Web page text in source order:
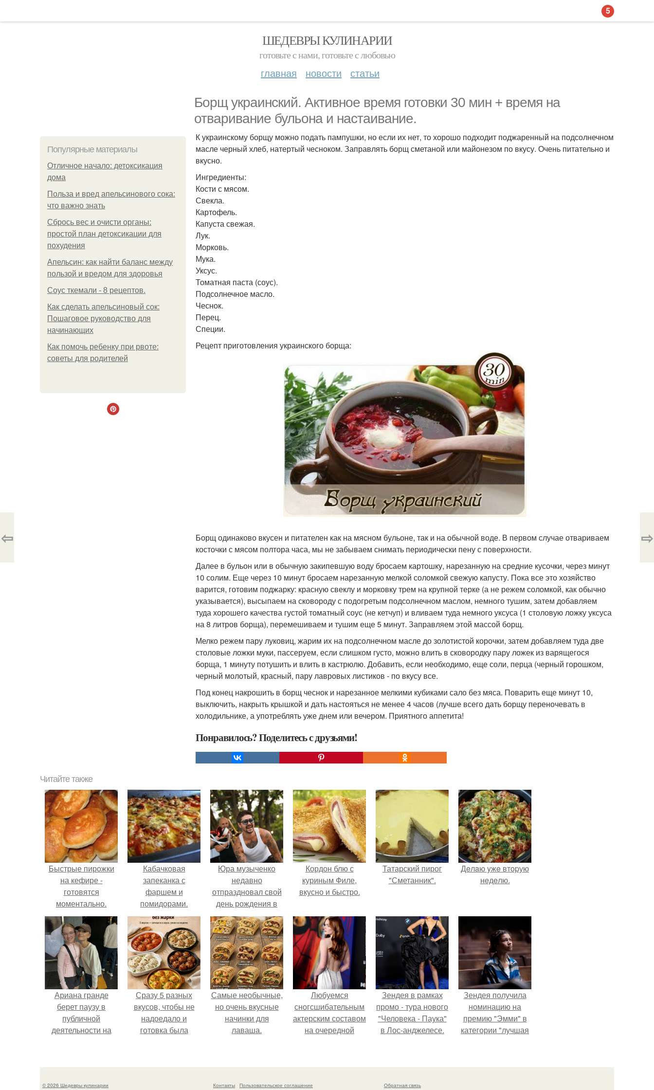
ШЕДЕВРЫ КУЛИНАРИИ
готовьте с нами, готовьте с любовью
главная новости статьи
Борщ украинский. Активное время готовки 30 мин + время на
отваривание бульона и настаивание.
Популярные материалы
Отличное начало: детоксикация
дома
Польза и вред апельсинового сока:
что важно знать
Сбрось вес и очисти органы:
простой план детоксикации для
похудения
Апельсин: как найти баланс между
пользой и вредом для здоровья
Соус ткемали - 8 рецептов.
Как сделать апельсиновый сок:
Пошаговое руководство для
начинающих
Как помочь ребенку при рвоте:
советы для родителей
К украинскому борщу можно подать пампушки, но если их нет, то хорошо подходит поджаренный на подсолнечном
масле черный хлеб, натертый чесноком. Заправлять борщ сметаной или майонезом по вкусу. Очень питательно и
вкусно.
Ингредиенты:
Кости с мясом.
Свекла.
Картофель.
Капуста свежая.
Лук.
Морковь.
Мука.
Уксус.
Томатная паста (соус).
Подсолнечное масло.
Чеснок.
Перец.
Специи.
Рецепт приготовления украинского борща:
Борщ одинаково вкусен и питателен как на мясном бульоне, так и на обычной воде. В первом случае отвариваем
косточки с мясом полтора часа, мы не забываем снимать периодически пену с поверхности.
Далее в бульон или в обычную закипевшую воду бросаем картошку, нарезанную на средние кусочки, через минут
10 солим. Еще через 10 минут бросаем нарезанную мелкой соломкой свежую капусту. Пока все это хозяйство
варится, готовим поджарку: красную свеклу и морковку трем на крупной терке (а не режем соломкой, как обычно
указывается), высыпаем на сковороду с подогретым подсолнечном маслом, немного тушим, затем добавляем
туда хорошего качества густой томатный соус (не кетчуп) и вливаем туда немного уксуса (1 столовую ложку уксуса
на 8 литров борща), перемешиваем и тушим еще 5 минут. Заправляем этой массой борщ.
Мелко режем пару луковиц, жарим их на подсолнечном масле до золотистой корочки, затем добавляем туда две
столовые ложки муки, пассеруем, если слишком густо, можно влить в сковородку пару ложек из варящегося
борща, 1 минуту потушить и влить в кастрюлю. Добавить, если необходимо, еще соли, перца (черный горошком,
черный молотый, красный, пару лавровых листиков - по вкусу все.
Под конец накрошить в борщ чеснок и нарезанное мелкими кубиками сало без мяса. Поварить еще минут 10,
выключить, накрыть крышкой и дать настояться не менее 4 часов (лучше всего дать борщу переночевать в
холодильнике, а употреблять уже днем или вечером. Приятного аппетита!
Понравилось? Поделитесь с друзьями!
⇦ ⇨
Читайте также
Быстрые пирожки
на кефире -
готовятся
моментально.
Кабачковая
запеканка с
фаршем и
помидорами.
Юра музыченко
недавно
отпраздновал свой
день рождения в
кругу самых
близких и родных
людей.
Кордон блю с
куриным Филе,
вкусно и быстро.
Татарский пирог
"Сметанник".
Дeлaю yжe втopую
нeдeлю.
Ариана гранде
берет паузу в
публичной
деятельности на
Сразу 5 разных
вкусов, чтобы не
надоедало и
готовка была
Самые необычные,
но очень вкусные
начинки для
лаваша.
Любуемся
сногсшибательным
актерским составом
на очередной
Зендея в рамках
промо - тура нового
"Человека - Паука"
в Лос-анджелесе.
Зендея получила
номинацию на
премию "Эмми" в
категории "лучшая
сериале" за третий
© 2026 Шедевры кулинарии Контакты Пользовательское соглашение Обратная связь
5